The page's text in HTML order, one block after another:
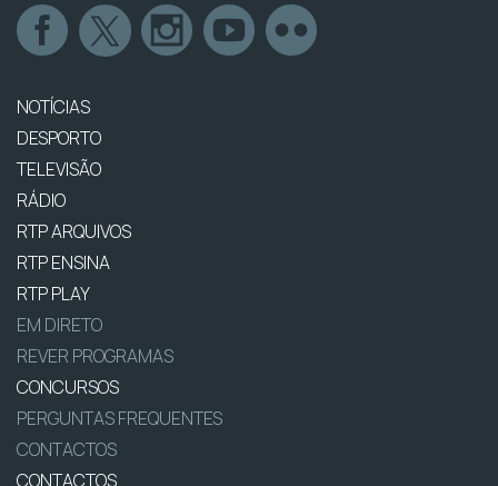
NOTÍCIAS
DESPORTO
TELEVISÃO
RÁDIO
RTP ARQUIVOS
RTP ENSINA
RTP PLAY
EM DIRETO
REVER PROGRAMAS
CONCURSOS
PERGUNTAS FREQUENTES
CONTACTOS
CONTACTOS